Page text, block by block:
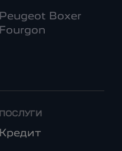
Peugeot Boxer
Fourgon
ПОСЛУГИ
Кредит